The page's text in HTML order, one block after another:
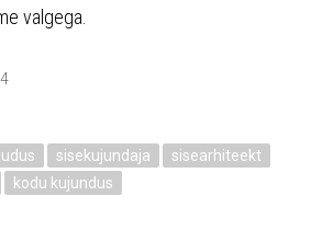
valgega.
sisekujundaja
sisearhiteekt
kodu kujundus